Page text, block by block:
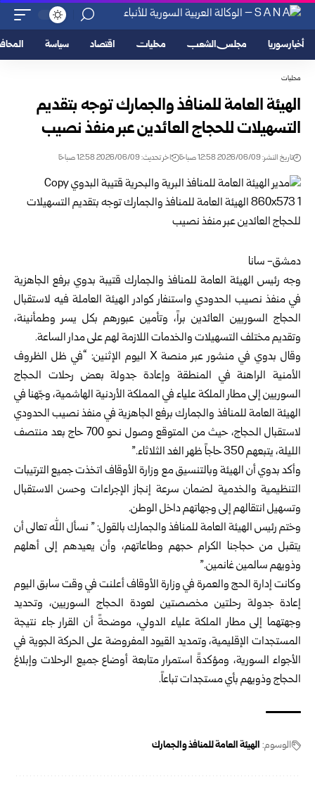
أخبار سوريا مجلس الشعب محليات اقتصاد سياسة
محليات
الهيئة العامة للمنافذ والجمارك توجه بتقديم
التسهيلات للحجاج العائدين عبر ‏منفذ نصيب
تاريخ النشر: 2026/06/09 12:58 صباحًا اخر تحديث: 2026/06/09 12:58 صباحًا
دمشق- سانا‌‎ ‎
وجه رئيس الهيئة العامة للمنافذ والجمارك قتيبة بدوي برفع الجاهزية
في ‏منفذ نصيب الحدودي واستنفار كوادر الهيئة العاملة فيه لاستقبال
الحجاج ‏السوريين العائدين براً، وتأمين عبورهم بكل يسر وطمأنينة،
وتقديم مختلف ‏التسهيلات والخدمات اللازمة لهم على مدار الساعة‎.‎
وقال بدوي في منشور عبر منصة‎ X ‎اليوم الإثنين: “في ظل الظروف
الأمنية ‏الراهنة في المنطقة وإعادة جدولة بعض رحلات الحجاج
السوريين إلى ‏مطار الملكة علياء في المملكة الأردنية الهاشمية، وجّهنا في
الهيئة العامة ‏للمنافذ والجمارك برفع الجاهزية في منفذ نصيب الحدودي
لاستقبال الحجاج، ‏حيث من المتوقع وصول نحو 700 حاج بعد منتصف
الليلة، يتبعهم 350 ‏حاجاً ظهر الغد الثلاثاء‎”.‎
وأكد بدوي أن الهيئة وبالتنسيق مع وزارة الأوقاف اتخذت جميع الترتيبات
‏التنظيمية والخدمية لضمان سرعة إنجاز الإجراءات وحسن الاستقبال
‏وتسهيل انتقالهم إلى وجهاتهم داخل الوطن‎.‎
وختم رئيس الهيئة العامة للمنافذ والجمارك بالقول: ” نسأل الله تعالى أن
‏يتقبل من حجاجنا الكرام حجهم وطاعاتهم، وأن يعيدهم إلى أهلهم
وذويهم ‏سالمين غانمين‎”.‎
وكانت إدارة الحج والعمرة في وزارة الأوقاف أعلنت في وقت سابق اليوم
‏إعادة جدولة رحلتين مخصصتين لعودة الحجاج السوريين، وتحديد
وجهتهما ‏إلى مطار الملكة علياء الدولي، موضحةً أن القرار جاء نتيجة
المستجدات ‏الإقليمية، وتمديد القيود المفروضة على الحركة الجوية في
الأجواء السورية، ‏ومؤكدةً استمرار متابعة أوضاع جميع الرحلات وإبلاغ
الحجاج وذويهم بأي ‏مستجدات تباعاً‎.‎
الوسوم: الهيئة العامة للمنافذ والجمارك